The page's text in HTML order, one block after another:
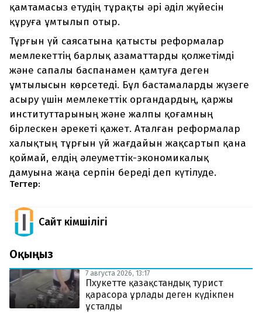
қамтамасыз етудің тұрақты әрі әділ жүйесін
құруға ұмтылып отыр.
Тұрғын үй саясатына қатысты реформалар
мемлекеттің барлық азаматтарды қолжетімді
және сапалы баспанамен қамтуға деген
ұмтылысын көрсетеді. Бұл бастамаларды жүзеге
асыру үшін мемлекеттік органдардың, қаржы
институттарының және жалпы қоғамның
бірлескен әрекеті қажет. Аталған реформалар
халықтың тұрғын үй жағдайын жақсартып қана
қоймай, елдің әлеуметтік-экономикалық
дамуына жаңа серпін береді деп күтілуде.
Тегтер:
Сайт Әкімшілігі
Оқыңыз
7 августа 2026, 13:17
Пхукетте қазақстандық турист
қарасора ұрлады деген күдікпен
ұсталды